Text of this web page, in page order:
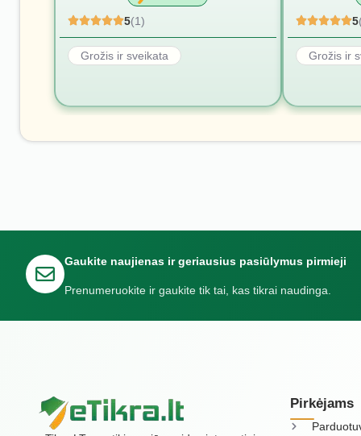
5(1)
Grožis ir sveikata
5
Grožis ir
Gaukite naujienas ir geriausius pasiūlymus pirmieji
Prenumeruokite ir gaukite tik tai, kas tikrai naudinga.
Pirkėjams